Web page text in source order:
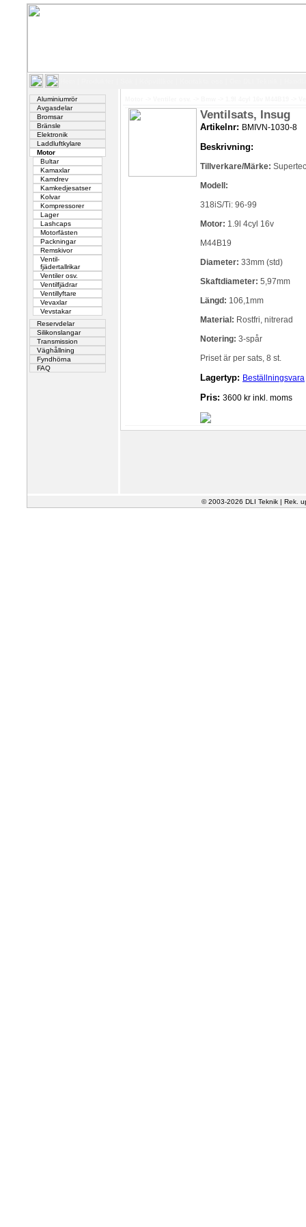
Aluminiumrör
Avgasdelar
Bromsar
Bränsle
Elektronik
Laddluftkylare
Motor
Bultar
Kamaxlar
Kamdrev
Kamkedjesatser
Kolvar
Kompressorer
Lager
Lashcaps
Motorfästen
Packningar
Remskivor
Ventil-
fjädertallrikar
Ventiler osv.
Ventilfjädrar
Ventillyftare
Vevaxlar
Vevstakar
Reservdelar
Silikonslangar
Transmission
Väghållning
Fyndhörna
FAQ
Ventilsats, Insug
Artikelnr: BMIVN-1030-8
Beskrivning:
Tillverkare/Märke:
Modell:
318iS/Ti: 96-99
Motor: 1.9l 4cyl 16v
M44B19
Diameter: 33mm (std)
Skaftdiameter: 5,97mm
Längd: 106,1mm
Material: Rostfri, nitrerad
Notering: 3-spår
Priset är per sats, 8 st.
Lagertyp: Beställningsvara
Pris: 3600 kr inkl. moms
© 2003-2026 DLI Teknik | Rek.